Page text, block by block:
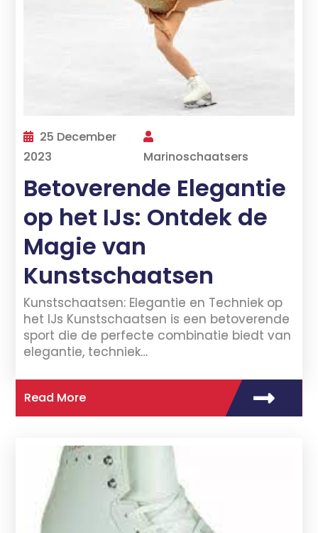
25 December
2023
Marinoschaatsers
Betoverende Elegantie
op het IJs: Ontdek de
Magie van
Kunstschaatsen
Kunstschaatsen: Elegantie en Techniek op
het IJs Kunstschaatsen is een betoverende
sport die de perfecte combinatie biedt van
elegantie, techniek…
Read More